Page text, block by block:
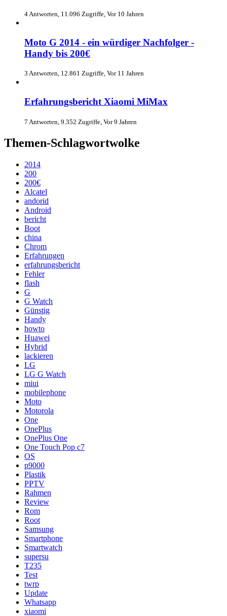
4 Antworten, 11.096 Zugriffe, Vor 10 Jahren
Moto G 2014 - ein würdiger Nachfolger -
Handy bis 200€
3 Antworten, 12.861 Zugriffe, Vor 11 Jahren
Erfahrungsbericht Xiaomi MiMax
7 Antworten, 9.352 Zugriffe, Vor 9 Jahren
Themen-Schlagwortwolke
2014
200
200€
Alcatel
andorid
Android
bericht
Boot
china
Chrom
Erfahrungen
erfahrungsbericht
Fehler
flash
G
G Watch
Günstig
Handy
howto
Huawei
Hybrid
lackieren
LG
LG G Watch
miui
mobilephone
Moto
Motorola
One
OnePlus
OnePlus One
One Touch Pop c7
OS
p9000
Plastik
PPTV
Rahmen
Review
Rom
Root
Samsung
Smartphone
Smartwatch
supersu
T235
Test
twrp
Update
Whatsapp
xiaomi